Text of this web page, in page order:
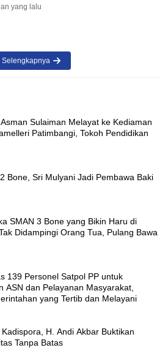
yang lalu
Selengkapnya
Sulaiman Melayat ke Kediaman
Patimbangi, Tokoh Pendidikan
Bone, Sri Mulyani Jadi Pembawa Baki
SMAN 3 Bone yang Bikin Haru di
Didampingi Orang Tua, Pulang Bawa
139 Personel Satpol PP untuk
ASN dan Pelayanan Masyarakat,
yang Tertib dan Melayani
H. Andi Akbar Buktikan
Tanpa Batas